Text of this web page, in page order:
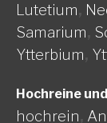
Lutetium,
Samarium,
Ytterbium,
Hochreine
hochrein,